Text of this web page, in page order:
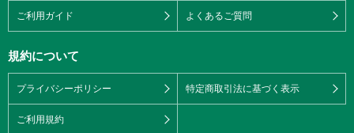
ご利用ガイド よくあるご質問
規約について
プライバシーポリシー 特定商取引法に基づく表示
ご利用規約